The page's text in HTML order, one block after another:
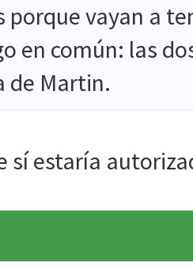
porque vayan a
en común: las
de Martin.
sí estaría